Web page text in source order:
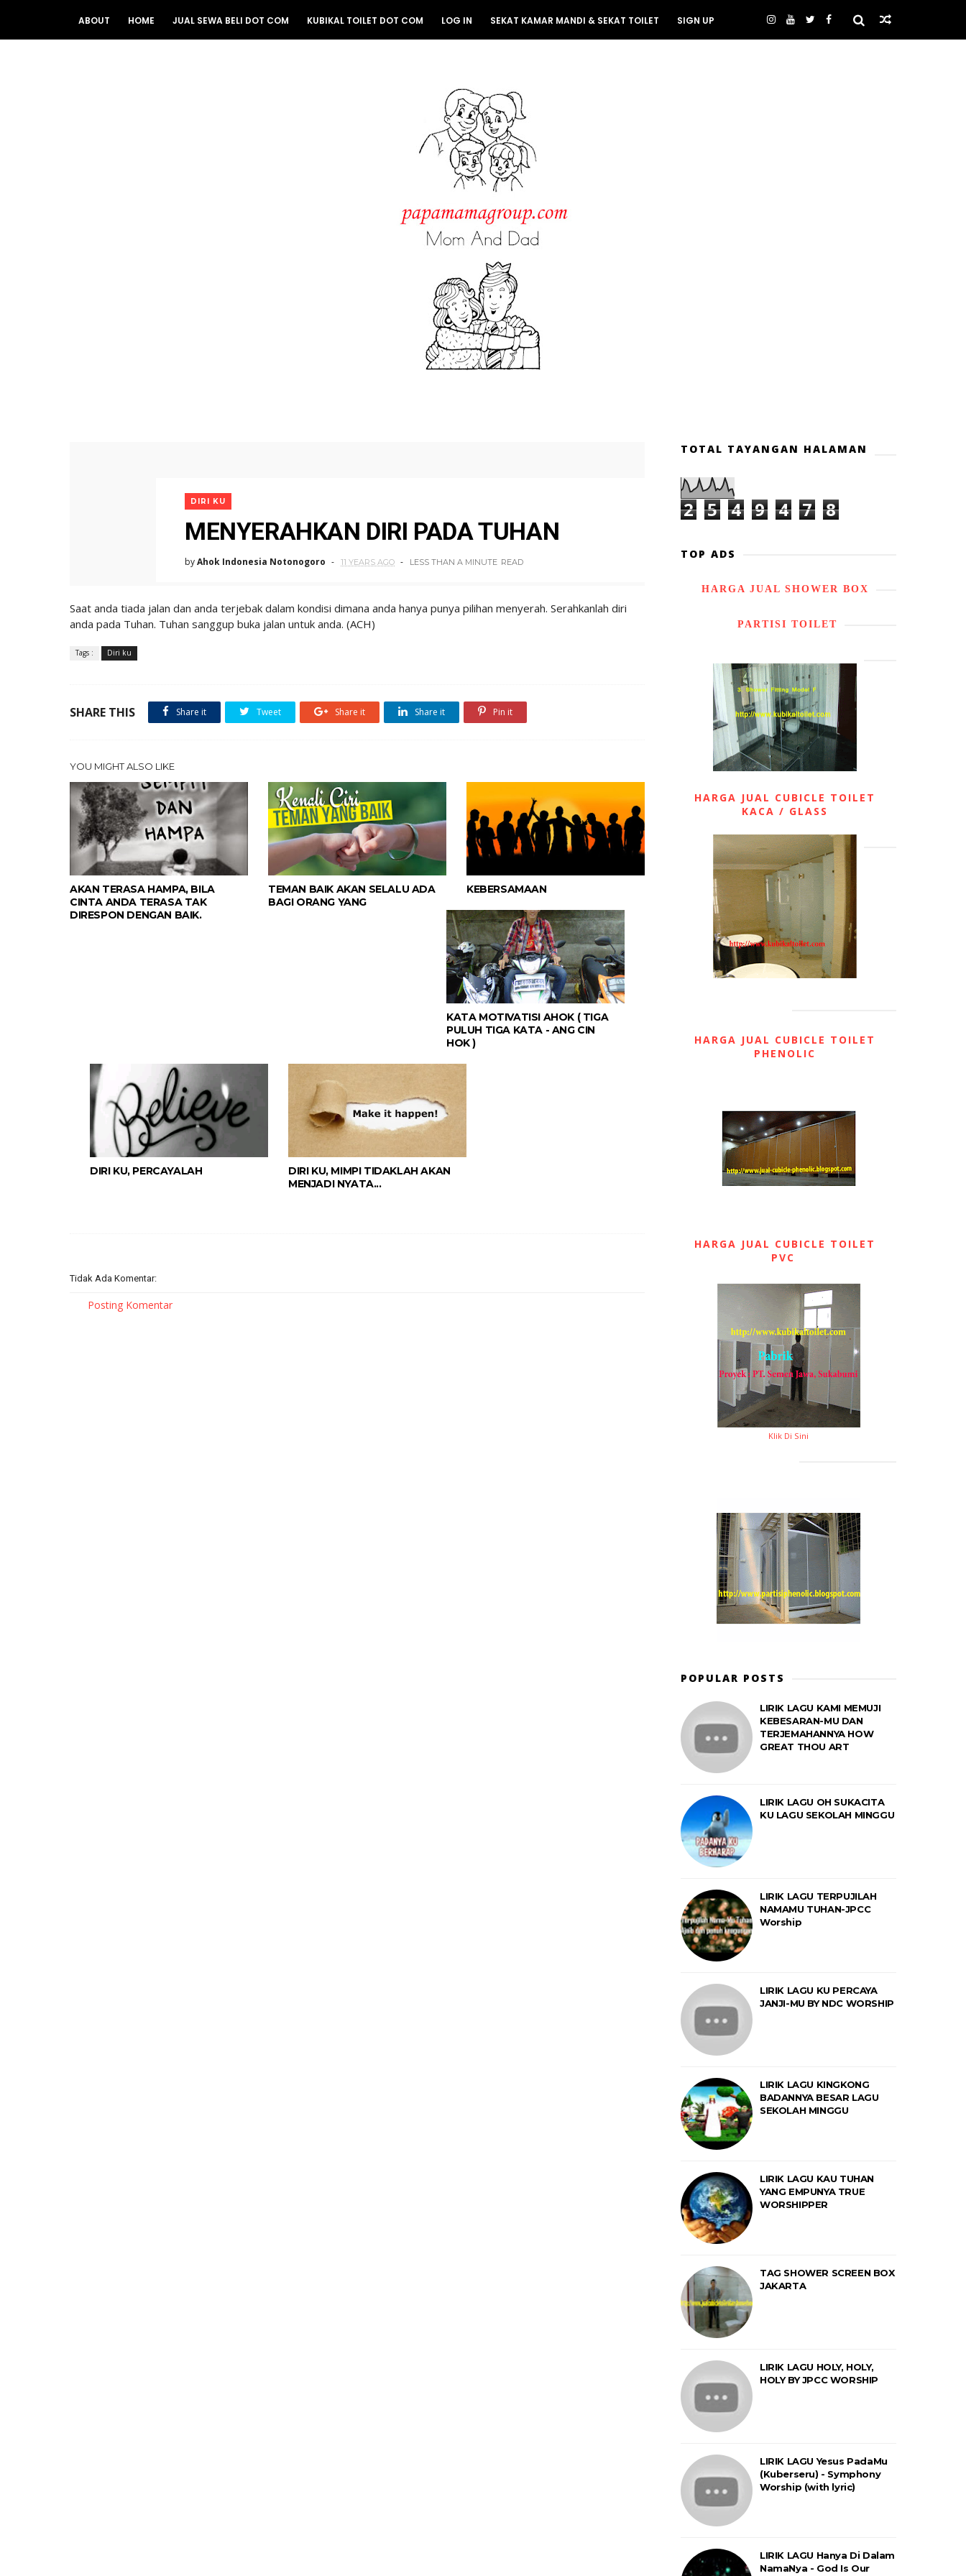
ABOUT HOME JUAL SEWA BELI DOT COM KUBIKAL TOILET DOT COM LOG IN SEKAT KAMAR MANDI & SEKAT TOILET SIGN UP
DIRI KU
MENYERAHKAN DIRI PADA TUHAN
byAhok Indonesia Notonogoro 11 YEARS AGO LESS THAN A MINUTE READ
Saat anda tiada jalan dan anda terjebak dalam kondisi dimana anda hanya punya pilihan menyerah. Serahkanlah diri
anda pada Tuhan. Tuhan sanggup buka jalan untuk anda. (ACH)
Tags : Diri ku
SHARE THIS Share it Tweet Share it Share it Pin it
YOU MIGHT ALSO LIKE
AKAN TERASA HAMPA, BILA
CINTA ANDA TERASA TAK
DIRESPON DENGAN BAIK.
TEMAN BAIK AKAN SELALU ADA
BAGI ORANG YANG
KEBERSAMAAN
KATA MOTIVATISI AHOK ( TIGA
PULUH TIGA KATA - ANG CIN
HOK )
DIRI KU, PERCAYALAH
DIRI KU, MIMPI TIDAKLAH AKAN
MENJADI NYATA...
Tidak Ada Komentar:
Posting Komentar
TOTAL TAYANGAN HALAMAN
2 5 4 9 4 7 8
TOP ADS
HARGA JUAL SHOWER BOX
PARTISI TOILET
HARGA JUAL CUBICLE TOILET
KACA / GLASS
HARGA JUAL CUBICLE TOILET
PHENOLIC
HARGA JUAL CUBICLE TOILET
PVC
Klik Di Sini
POPULAR POSTS
LIRIK LAGU KAMI MEMUJI
KEBESARAN-MU DAN
TERJEMAHANNYA HOW
GREAT THOU ART
LIRIK LAGU OH SUKACITA
KU LAGU SEKOLAH MINGGU
LIRIK LAGU TERPUJILAH
NAMAMU TUHAN-JPCC
Worship
LIRIK LAGU KU PERCAYA
JANJI-MU BY NDC WORSHIP
LIRIK LAGU KINGKONG
BADANNYA BESAR LAGU
SEKOLAH MINGGU
LIRIK LAGU KAU TUHAN
YANG EMPUNYA TRUE
WORSHIPPER
TAG SHOWER SCREEN BOX
JAKARTA
LIRIK LAGU HOLY, HOLY,
HOLY BY JPCC WORSHIP
LIRIK LAGU Yesus PadaMu
(Kuberseru) - Symphony
Worship (with lyric)
LIRIK LAGU Hanya Di Dalam
NamaNya - God Is Our